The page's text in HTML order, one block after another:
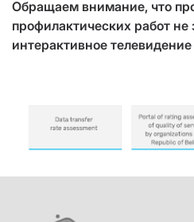
Обращаем внимание, что
профилактических работ не
интерактивное